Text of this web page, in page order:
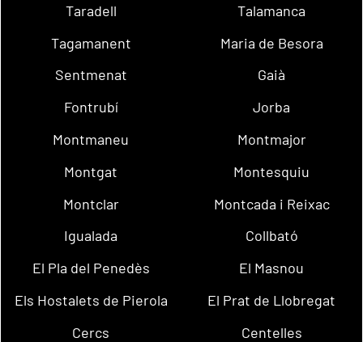
Taradell
Talamanca
Tagamanent
Maria de Besora
Sentmenat
Gaià
Fontrubí
Jorba
Montmaneu
Montmajor
Montgat
Montesquiu
Montclar
Montcada i Reixac
Igualada
Collbató
El Pla del Penedès
El Masnou
Els Hostalets de Pierola
El Prat de Llobregat
Cercs
Centelles